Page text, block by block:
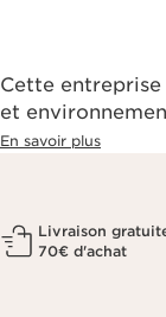
Cette
et
En savoir plus
Livraison
70€ d'achat